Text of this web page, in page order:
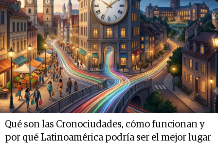
Qué son las Cronociudades, cómo funcionan y
por qué Latinoamérica podría ser el mejor lugar